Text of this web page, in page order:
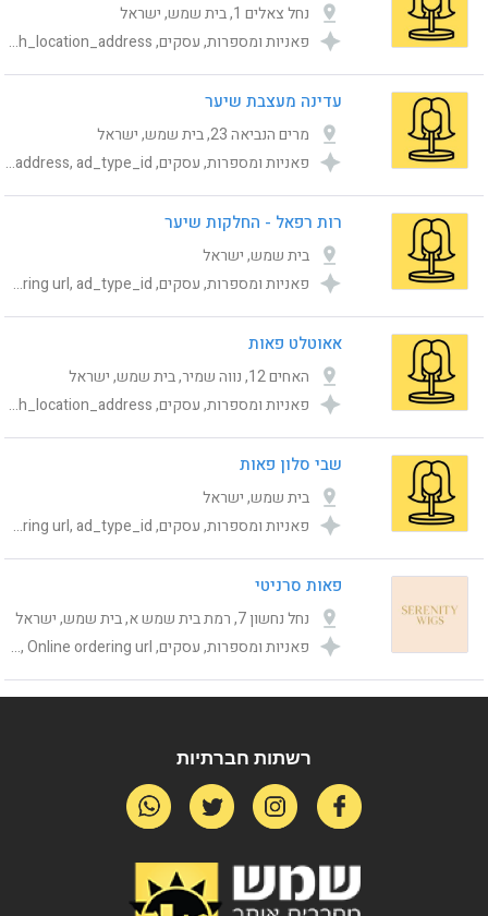
נחל צאלים 1, בית שמש, ישראל
פאניות ומספרות, עסקים, Category, publishing_status, ad_type_id, Online ordering url, shemesh_location_address
עדינה מעצבת שיער
מרים הנביאה 23, בית שמש, ישראל
פאניות ומספרות, עסקים, Category, publishing_status, Online ordering url, shemesh_location_address, ad_type_id
רות רפאל - החלקות שיער
בית שמש, ישראל
פאניות ומספרות, עסקים, Category, publishing_status, shemesh_location_address, Online ordering url, ad_type_id
אאוטלט פאות
האחים 12, נווה שמיר, בית שמש, ישראל
פאניות ומספרות, עסקים, Category, publishing_status, ad_type_id, Online ordering url, shemesh_location_address
שבי סלון פאות
בית שמש, ישראל
פאניות ומספרות, עסקים, Category, publishing_status, shemesh_location_address, Online ordering url, ad_type_id
פאות סרניטי
נחל נחשון 7, רמת בית שמש א, בית שמש, ישראל
פאניות ומספרות, עסקים, Category, publishing_status, shemesh_location_address, ad_type_id, Online ordering url
רשתות חברתיות